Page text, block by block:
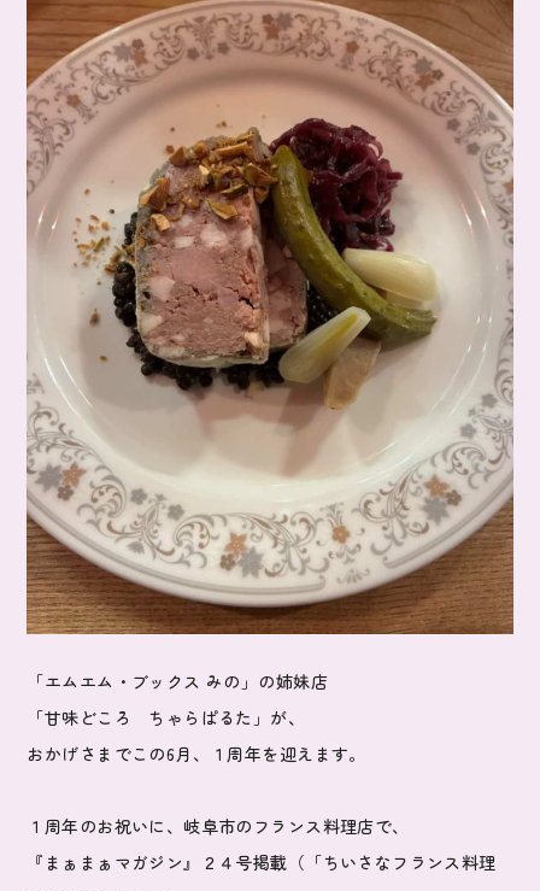
「エムエム・ブックス みの」の姉妹店
「甘味どころ ちゃらぱるた」が、
おかげさまでこの6月、１周年を迎えます。
１周年のお祝いに、岐阜市のフランス料理店で、
『まぁまぁマガジン』２４号掲載（「ちいさなフランス料理